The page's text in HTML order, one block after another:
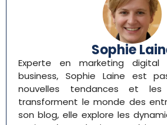
Sophie
Experte en marketing
business, Sophie Laine est
nouvelles tendances et les
transforment le monde des
son blog, elle explore les